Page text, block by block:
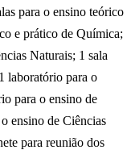
para o ensino teórico
e prático de Química;
Naturais; 1 sala
laboratório para o
para o ensino de
ensino de Ciências
para reunião dos